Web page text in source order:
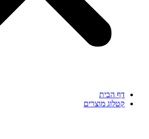
דף הבית
קטלוג מוצרים